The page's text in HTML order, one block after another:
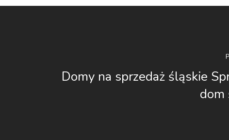
Domy na sprzedaż śląskie
dom